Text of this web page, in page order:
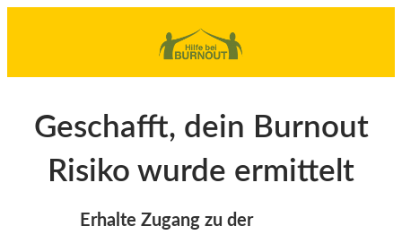
Geschafft, dein Burnout
Risiko wurde ermittelt
Erhalte Zugang zu der